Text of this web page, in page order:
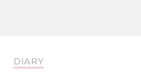
DIARY